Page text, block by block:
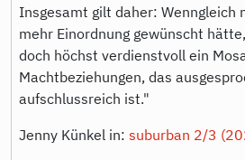
Insgesamt gilt daher: Wenngleich
mehr Einordnung gewünscht
doch höchst verdienstvoll ein
Machtbeziehungen, das
aufschlussreich ist."
Jenny Künkel in: suburban 2/3